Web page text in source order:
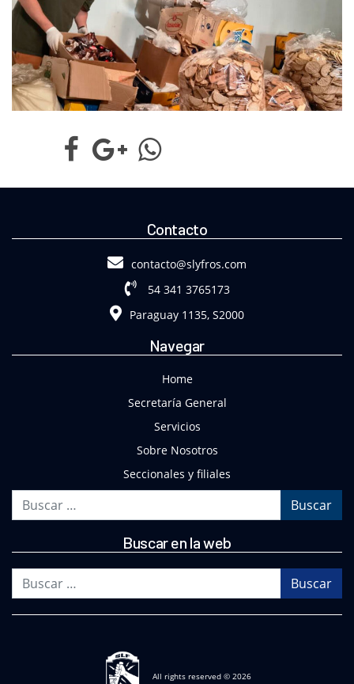
Contacto
contacto@slyfros.com
54 341 3765173
Paraguay 1135, S2000
Navegar
Home
Secretaría General
Servicios
Sobre Nosotros
Seccionales y filiales
Buscar en la web
All rights reserved © 2026